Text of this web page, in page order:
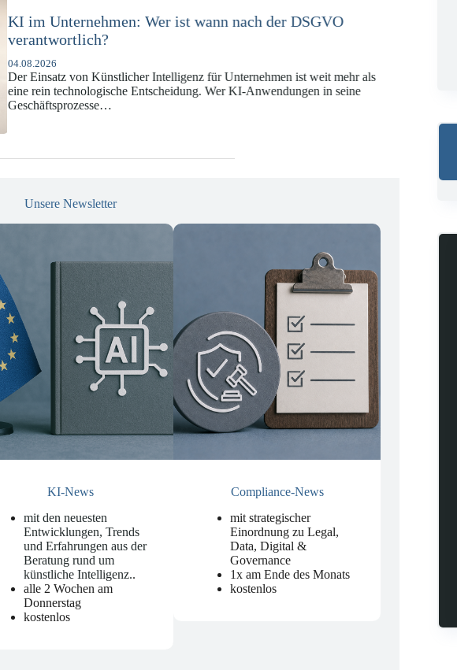
KI-Compliance in der Versicherungswirtschaft mit DORA,
DSGVO und KI-VO
07.07.2026
Die europäische Digitalregulierung hat in den vergangenen Jahren eine
enorme Komplexität erreicht, die insbesondere Unternehmen der Finanz-
und Versicherungswirtschaft vor…
Unsere Newsletter
KI-News
mit den neuesten
Entwicklungen, Trends
und Erfahrungen aus der
Beratung rund um
künstliche Intelligenz..
alle 2 Wochen am
Donnerstag
kostenlos
Compliance-News
mit strategischer
Einordnung zu Legal,
Data, Digital &
Governance
1x am Ende des Monats
kostenlos